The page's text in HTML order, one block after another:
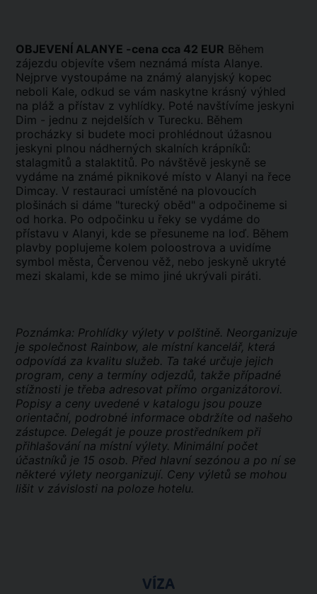
OBJEVENÍ ALANYE -cena cca 42 EUR Během
zájezdu objevíte všem neznámá místa Alanye.
Nejprve vystoupáme na známý alanyjský kopec
neboli Kale, odkud se vám naskytne krásný výhled
na pláž a přístav z vyhlídky. Poté navštívíme jeskyni
Dim - jednu z nejdelších v Turecku. Během
procházky si budete moci prohlédnout úžasnou
jeskyni plnou nádherných skalních krápníků:
stalagmitů a stalaktitů. Po návštěvě jeskyně se
vydáme na známé piknikové místo v Alanyi na řece
Dimcay. V restauraci umístěné na plovoucích
plošinách si dáme "turecký oběd" a odpočineme si
od horka. Po odpočinku u řeky se vydáme do
přístavu v Alanyi, kde se přesuneme na loď. Během
plavby poplujeme kolem poloostrova a uvidíme
symbol města, Červenou věž, nebo jeskyně ukryté
mezi skalami, kde se mimo jiné ukrývali piráti.
Poznámka: Prohlídky výlety v polštině. Neorganizuje
je společnost Rainbow, ale místní kancelář, která
odpovídá za kvalitu služeb. Ta také určuje jejich
program, ceny a termíny odjezdů, takže případné
stížnosti je třeba adresovat přímo organizátorovi.
Popisy a ceny uvedené v katalogu jsou pouze
orientační, podrobné informace obdržíte od našeho
zástupce. Delegát je pouze prostředníkem při
přihlašování na místní výlety. Minimální počet
účastníků je 15 osob. Před hlavní sezónou a po ní se
některé výlety neorganizují. Ceny výletů se mohou
lišit v závislosti na poloze hotelu.
VÍZA